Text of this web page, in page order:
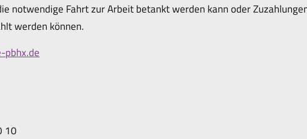
notwendige Fahrt zur Arbeit betankt werden kann oder
werden können.
pbhx.de
10